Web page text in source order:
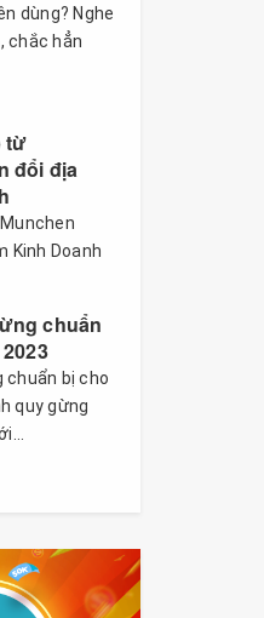
dùng? Nghe
chắc hẳn
từ
đổi địa
Kinh Doanh
chuẩn
chuẩn bị cho
quy gừng